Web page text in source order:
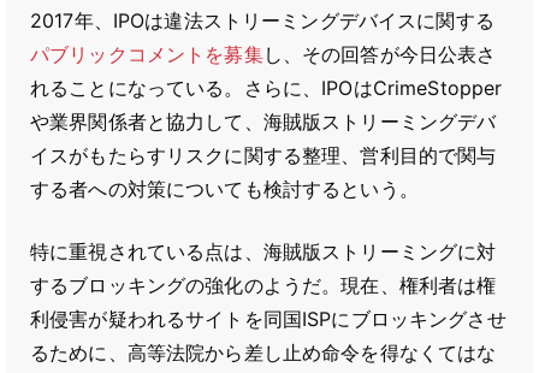
2017年、IPOは違法ストリーミングデバイスに関する
パブリックコメントを募集し、その回答が今日公表さ
れることになっている。さらに、IPOはCrimeStopper
や業界関係者と協力して、海賊版ストリーミングデバ
イスがもたらすリスクに関する整理、営利目的で関与
する者への対策についても検討するという。
特に重視されている点は、海賊版ストリーミングに対
するブロッキングの強化のようだ。現在、権利者は権
利侵害が疑われるサイトを同国ISPにブロッキングさせ
るために、高等法院から差し止め命令を得なくてはな